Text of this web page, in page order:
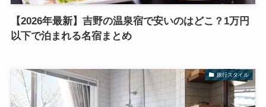
【2026年最新】吉野の温泉宿で安いのはどこ？1万円
以下で泊まれる名宿まとめ
旅行スタイル